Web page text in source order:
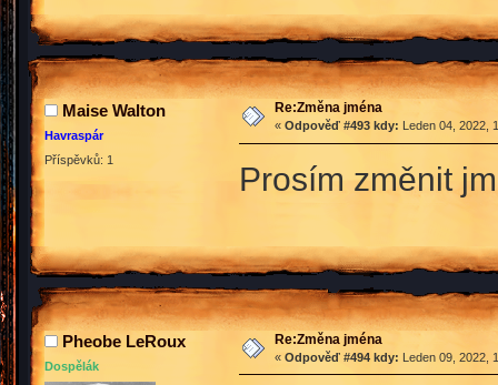
Maise Walton
Havraspár
Příspěvků: 1
Re:Změna jména
« Odpověď #493 kdy: Leden 04, 2022,
Prosím změnit
Pheobe LeRoux
Dospělák
Re:Změna jména
« Odpověď #494 kdy: Leden 09, 2022,